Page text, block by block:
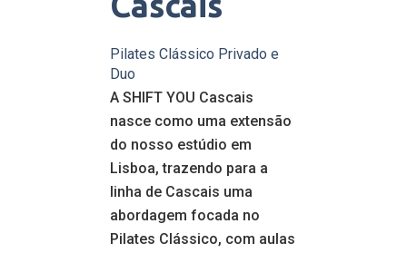
Pilates Clássico Privado e
Duo
A SHIFT YOU Cascais
nasce como uma extensão
do nosso estúdio em
Lisboa, trazendo para a
linha de Cascais uma
abordagem focada no
Pilates Clássico, com aulas